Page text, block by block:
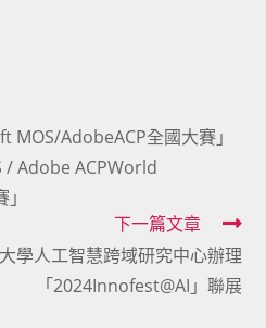
MOS/AdobeACP全國大賽」
Adobe ACPWorld
下一篇文章
學人工智慧跨域研究中心辦理
「2024Innofest@AI」聯展